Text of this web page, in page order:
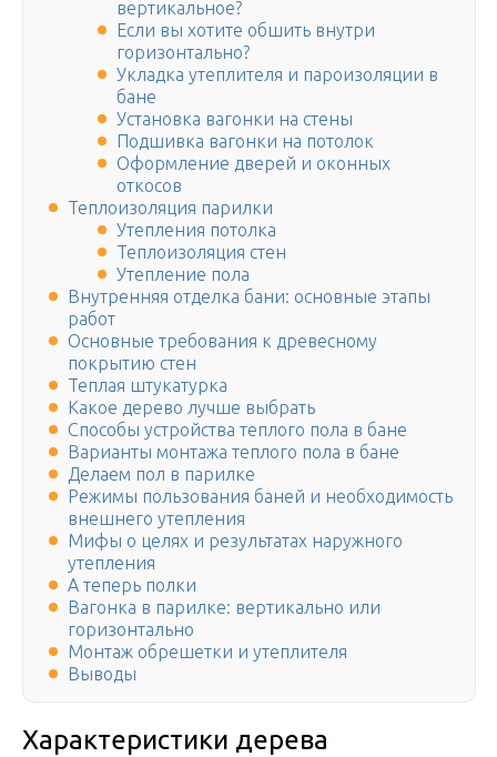
вертикальное?
Если вы хотите обшить внутри
горизонтально?
Укладка утеплителя и пароизоляции в
бане
Установка вагонки на стены
Подшивка вагонки на потолок
Оформление дверей и оконных
откосов
Теплоизоляция парилки
Утепления потолка
Теплоизоляция стен
Утепление пола
Внутренняя отделка бани: основные этапы
работ
Основные требования к древесному
покрытию стен
Теплая штукатурка
Какое дерево лучше выбрать
Способы устройства теплого пола в бане
Варианты монтажа теплого пола в бане
Делаем пол в парилке
Режимы пользования баней и необходимость
внешнего утепления
Мифы о целях и результатах наружного
утепления
А теперь полки
Вагонка в парилке: вертикально или
горизонтально
Монтаж обрешетки и утеплителя
Выводы
Характеристики дерева